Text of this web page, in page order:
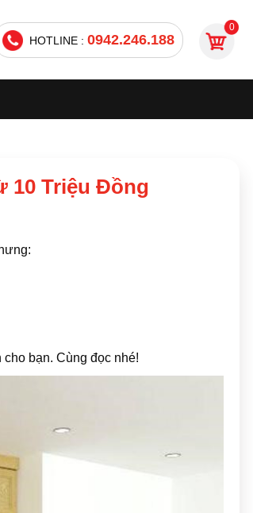
HOTLINE : 0942.246.188
0
10 Triệu Đồng
bạn. Cùng đọc nhé!